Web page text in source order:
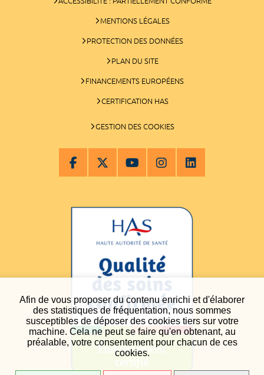
Afin de vous proposer du contenu enrichi et d'élaborer
des statistiques de fréquentation, nous sommes
susceptibles de déposer des cookies tiers sur votre
machine. Cela ne peut se faire qu'en obtenant, au
préalable, votre consentement pour chacun de ces
cookies.
MENTIONS LÉGALES
PROTECTION DES DONNÉES
PLAN DU SITE
FINANCEMENTS EUROPÉENS
CERTIFICATION HAS
GESTION DES COOKIES